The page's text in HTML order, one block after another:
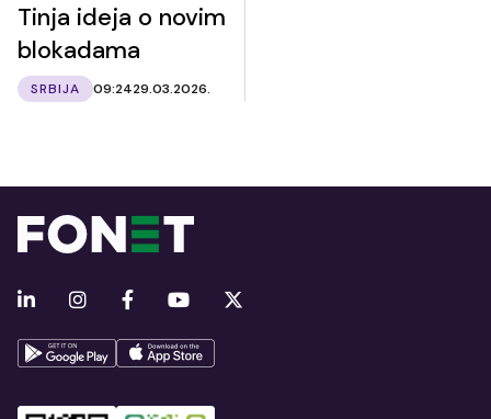
Tinja ideja o novim
blokadama
SRBIJA 09:2429.03.2026.